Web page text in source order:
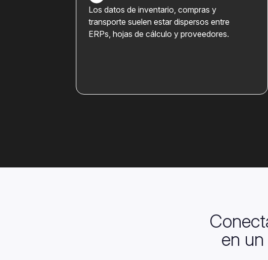
Los datos de inventario, compras y
transporte suelen estar dispersos entre
ERPs, hojas de cálculo y proveedores.
en